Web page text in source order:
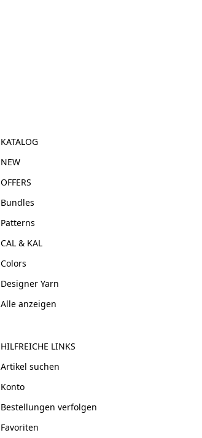
KATALOG
NEW
OFFERS
Bundles
Patterns
CAL & KAL
Colors
Designer Yarn
Alle anzeigen
HILFREICHE LINKS
Artikel suchen
Konto
Bestellungen verfolgen
Favoriten